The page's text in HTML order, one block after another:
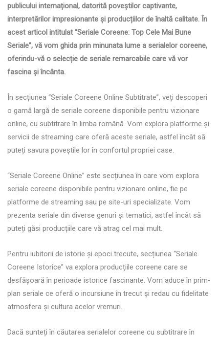
publicului internațional, datorită poveștilor captivante,
interpretărilor impresionante și producțiilor de înaltă calitate. În
acest articol intitulat “Seriale Coreene: Top Cele Mai Bune
Seriale”, vă vom ghida prin minunata lume a serialelor coreene,
oferindu-vă o selecție de seriale remarcabile care vă vor
fascina și încânta.
În secțiunea “Seriale Coreene Online Subtitrate”, veți descoperi
o gamă largă de seriale coreene disponibile pentru vizionare
online, cu subtitrare în limba română. Vom explora platforme și
servicii de streaming care oferă aceste seriale, astfel încât să
puteți savura poveștile lor în confortul propriei case.
“Seriale Coreene Online” este secțiunea în care vom explora
seriale coreene disponibile pentru vizionare online, fie pe
platforme de streaming sau pe site-uri specializate. Vom
prezenta seriale din diverse genuri și tematici, astfel încât să
puteți găsi producțiile care vă atrag cel mai mult.
Pentru iubitorii de istorie și epoci trecute, secțiunea “Seriale
Coreene Istorice” va explora producțiile coreene care se
desfășoară în perioade istorice fascinante. Vom aduce în prim-
plan seriale ce oferă o incursiune în trecut și redau cu fidelitate
atmosfera și cultura acelor vremuri.
Dacă sunteți în căutarea serialelor coreene cu subtitrare în